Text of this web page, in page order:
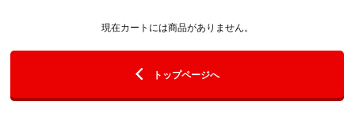
現在カートには商品がありません。
トップページへ